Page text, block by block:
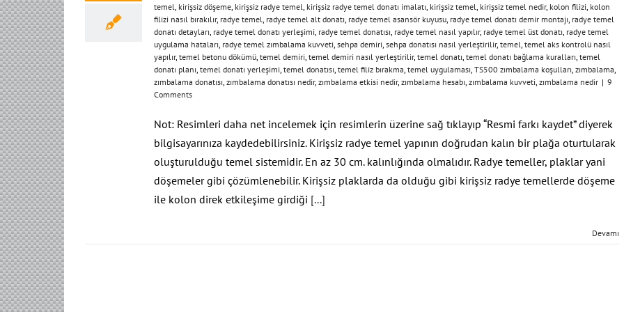
temel, kirişsiz döşeme, kirişsiz radye temel, kirişsiz radye temel donatı imalatı, kirişsiz temel, kirişsiz temel nedir, kolon filizi, kolon
filizi nasıl bırakılır, radye temel, radye temel alt donatı, radye temel asansör kuyusu, radye temel donatı demir montajı, radye temel
donatı detayları, radye temel donatı yerleşimi, radye temel donatısı, radye temel nasıl yapılır, radye temel üst donatı, radye temel
uygulama hataları, radye temel zımbalama kuvveti, sehpa demiri, sehpa donatısı nasıl yerleştirilir, temel, temel aks kontrolü nasıl
yapılır, temel betonu dökümü, temel demiri, temel demiri nasıl yerleştirilir, temel donatı, temel donatı bağlama kuralları, temel
donatı planı, temel donatı yerleşimi, temel donatısı, temel filiz bırakma, temel uygulaması, TS500 zımbalama koşulları, zımbalama,
zımbalama donatısı, zımbalama donatısı nedir, zımbalama etkisi nedir, zımbalama hesabı, zımbalama kuvveti, zımbalama nedir | 9
Comments
Not: Resimleri daha net incelemek için resimlerin üzerine sağ tıklayıp “Resmi farkı kaydet” diyerek
bilgisayarınıza kaydedebilirsiniz. Kirişsiz radye temel yapının doğrudan kalın bir plağa oturtularak
oluşturulduğu temel sistemidir. En az 30 cm. kalınlığında olmalıdır. Radye temeller, plaklar yani
döşemeler gibi çözümlenebilir. Kirişsiz plaklarda da olduğu gibi kirişsiz radye temellerde döşeme
ile kolon direk etkileşime girdiği [...]
Devamı